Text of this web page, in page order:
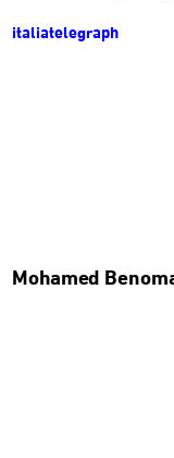
italiatelegraph
Mohamed